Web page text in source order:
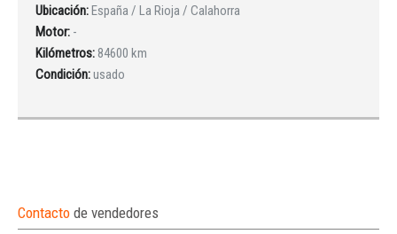
Ubicación:España / La Rioja / Calahorra
Motor: -
Kilómetros: 84600 km
Condición:usado
Contacto de vendedores